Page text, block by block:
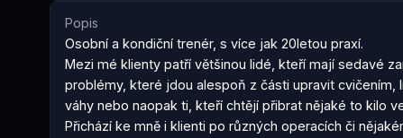
Popis
Osobní a kondiční trenér, s více jak 20letou praxí.
Mezi mé klienty patří většinou lidé, kteří mají sedavé
problémy, které jdou alespoň z části upravit cvičením,
váhy nebo naopak ti, kteří chtějí přibrat nějaké to kilo
Přichází ke mně i klienti po různých operacích či